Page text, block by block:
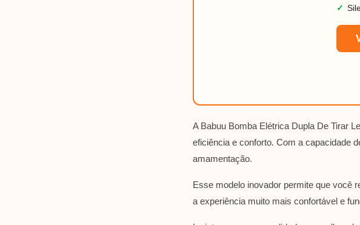
✓
A Babuu Bomba Elétrica Dupla De Tirar
eficiência e conforto. Com a capacidade
amamentação.
Esse modelo inovador permite que você
a experiência muito mais confortável e